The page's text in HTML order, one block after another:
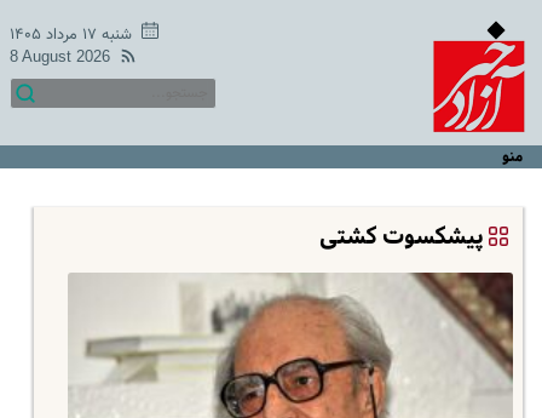
شنبه ۱۷ مرداد ۱۴۰۵
8 August 2026
منو
پیشکسوت کشتی